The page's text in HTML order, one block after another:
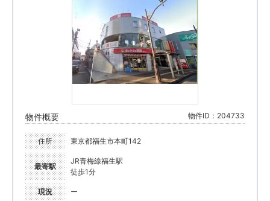
物件概要 物件ID：204733
住所 東京都福生市本町142
最寄駅
JR青梅線福生駅
徒歩1分
現況 ー